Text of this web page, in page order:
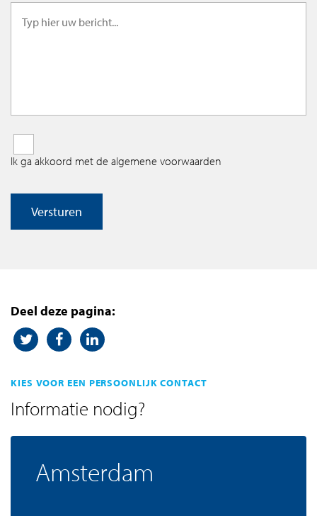
Ik ga akkoord met de algemene voorwaarden
Versturen
Deel deze pagina:
KIES VOOR EEN PERSOONLIJK CONTACT
Informatie nodig?
Amsterdam